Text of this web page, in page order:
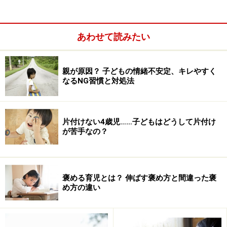
子どもと全力で遊ぼう
わからないことを一緒に調べよう
子どもに感情的になるのはNG
お父さんが頑張る姿を子どもに見せよう
理想の父親に近づくために～お母さんに向けて
あわせて読みたい
親が原因？ 子どもの情緒不安定、キレやすく
なるNG習慣と対処法
片付けない4歳児……子どもはどうして片付け
が苦手なの？
褒める育児とは？ 伸ばす褒め方と間違った褒
め方の違い